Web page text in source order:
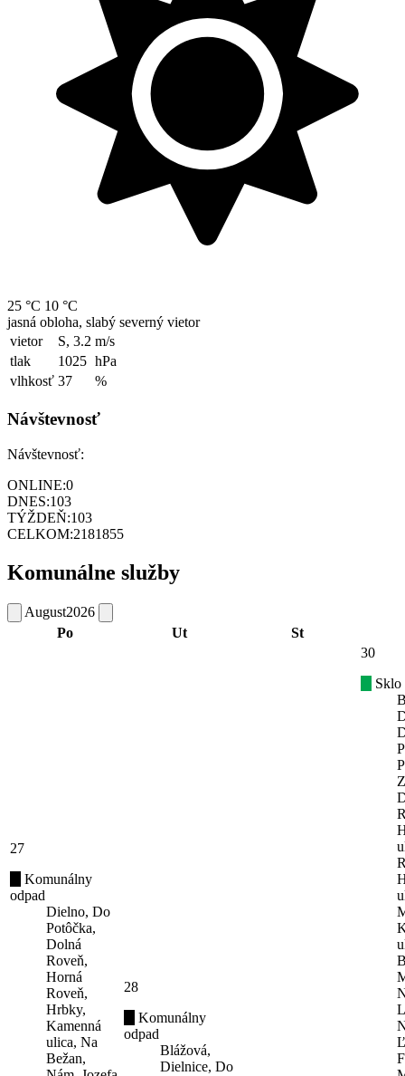
25 °C 10 °C
jasná obloha, slabý severný vietor
vietor
S, 3.2 m/s
tlak
1025 hPa
vlhkosť 37 %
Návštevnosť
Návštevnosť:
ONLINE:0
DNES:103
TÝŽDEŇ:103
CELKOM:2181855
Komunálne služby
August2026
Po
Ut St
27
Komunálny
odpad
Dielno, Do
Potôčka,
Dolná
Roveň,
Horná
Roveň,
Hrbky,
Kamenná
ulica, Na
Bežan,
28
Komunálny
odpad
Blážová,
Dielnice, Do
30
Sklo